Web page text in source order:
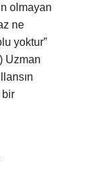
olmayan
ne
yoktur”
Uzman
bir